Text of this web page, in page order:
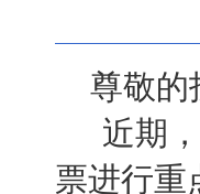
尊敬的
近期
票进行重